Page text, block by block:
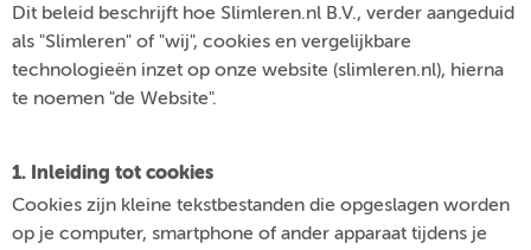
Dit beleid beschrijft hoe Slimleren.nl B.V., verder aangeduid
als "Slimleren" of "wij", cookies en vergelijkbare
technologieën inzet op onze website (slimleren.nl), hierna
te noemen "de Website".
1. Inleiding tot cookies
Cookies zijn kleine tekstbestanden die opgeslagen worden
op je computer, smartphone of ander apparaat tijdens je